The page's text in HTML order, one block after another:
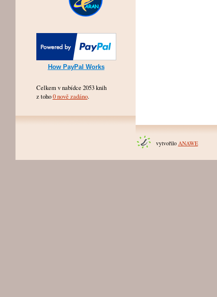
How PayPal Works
Celkem v nabídce 2053 knih
z toho0 nově zadáno.
vytvořilo ANAWE